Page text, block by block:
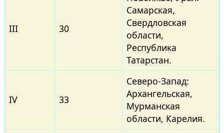
III 30
Самарская,
Свердловская
области,
Республика
Татарстан.
IV 33
Северо-Запад:
Архангельская,
Мурманская
области, Карелия.